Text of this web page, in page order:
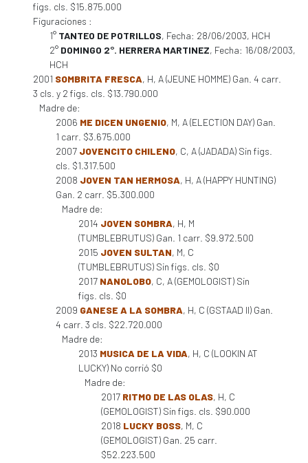
figs. cls. $15.875.000
Figuraciones :
1° TANTEO DE POTRILLOS, Fecha: 28/06/2003, HCH
2° DOMINGO 2°. HERRERA MARTINEZ, Fecha: 16/08/2003,
HCH
2001 SOMBRITA FRESCA, H, A (JEUNE HOMME) Gan. 4 carr.
3 cls. y 2 figs. cls. $13.790.000
Madre de:
2006 ME DICEN UNGENIO, M, A (ELECTION DAY) Gan.
1 carr. $3.675.000
2007 JOVENCITO CHILENO, C, A (JADADA) Sin figs.
cls. $1.317.500
2008 JOVEN TAN HERMOSA, H, A (HAPPY HUNTING)
Gan. 2 carr. $5.300.000
Madre de:
2014 JOVEN SOMBRA, H, M
(TUMBLEBRUTUS) Gan. 1 carr. $9.972.500
2015 JOVEN SULTAN, M, C
(TUMBLEBRUTUS) Sin figs. cls. $0
2017 NANOLOBO, C, A (GEMOLOGIST) Sin
figs. cls. $0
2009 GANESE A LA SOMBRA, H, C (GSTAAD II) Gan.
4 carr. 3 cls. $22.720.000
Madre de:
2013 MUSICA DE LA VIDA, H, C (LOOKIN AT
LUCKY) No corrió $0
Madre de:
2017 RITMO DE LAS OLAS, H, C
(GEMOLOGIST) Sin figs. cls. $90.000
2018 LUCKY BOSS, M, C
(GEMOLOGIST) Gan. 25 carr.
$52.223.500